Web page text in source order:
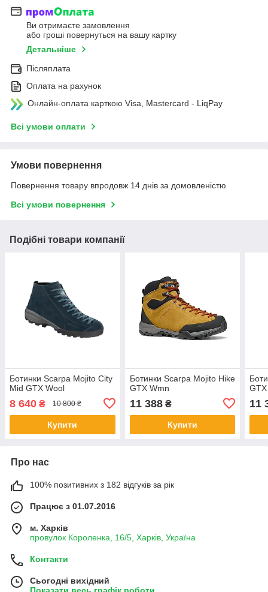
Ви отримаєте замовлення
або гроші повернуться на вашу картку
Детальніше
Післяплата
Оплата на рахунок
Онлайн-оплата карткою Visa, Mastercard - LiqPay
Всі умови оплати
Умови повернення
Повернення товару впродовж 14 днів за домовленістю
Всі умови повернення
Подібні товари компанії
Ботинки Scarpa Mojito City
Mid GTX Wool
8 640 ₴ 10 800 ₴
Купити
Ботинки Scarpa Mojito Hike
GTX Wmn
11 388₴
Купити
GTX
11
Про нас
100% позитивних з 182 відгуків за рік
Працює з 01.07.2016
м. Харків
провулок Короленка, 16/5, Харків, Україна
Контакти
Сьогодні вихідний
Показати весь графік роботи